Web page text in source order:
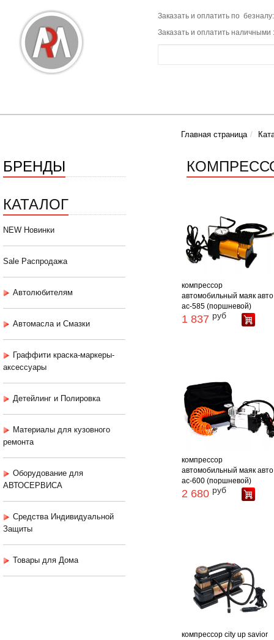
Заказать и оплатить по
Заказать и оплатить наличными
Главная страница
БРЕНДЫ
КАТАЛОГ
NEW Новинки
Sale Распродажа
Автолюбителям
Автомасла и Смазки
Граффити краска-маркеры-
аксессуары
Детейлинг и Полировка
Материалы для кузовного
ремонта
Оборудование для
АВТОСЕРВИСА
Средства Индивидуальной
Защиты
Товары для Дома
компрессор
автомобильный маяк авто
ас-585 (поршневой)
1 837 руб
компрессор
автомобильный маяк авто
ас-600 (поршневой)
2 680 руб
компрессор city up savior